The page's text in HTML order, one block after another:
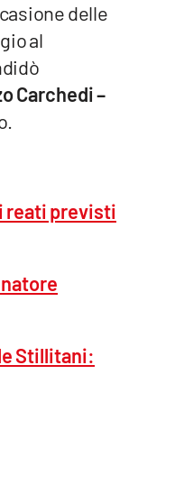
delle
al
Carchedi –
reati previsti
Stillitani: